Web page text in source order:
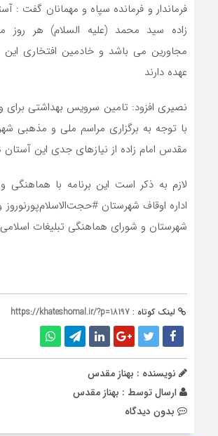
فرماندار و فرمانده سپاه و مهمانان گفت :
زاده سید محمد (علیه السلام) هر روز
مجاورین می باشد و خادمین افتخاری این
عهده دارند
نصیری افزود: تامین سرویس بهداشتی
با توجه به برگزاری مراسم ملی و مذهبی
مقدس امام زاده از نیازهای جدی این
لازم به ذکر است این برنامه با
اداره اوقاف شهرستان
شهرستان و شورای هماهنگی تبلیغات
لینک کوتاه : https://khateshomal.ir/?p=18197
نویسنده : بهناز مقدس
ارسال توسط : بهناز مقدس
بدون دیدگاه